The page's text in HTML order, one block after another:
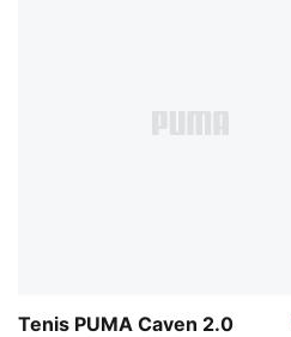
Tenis PUMA Caven 2.0